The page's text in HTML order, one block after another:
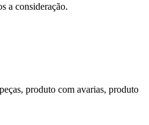
a consideração.
produto com avarias, produto